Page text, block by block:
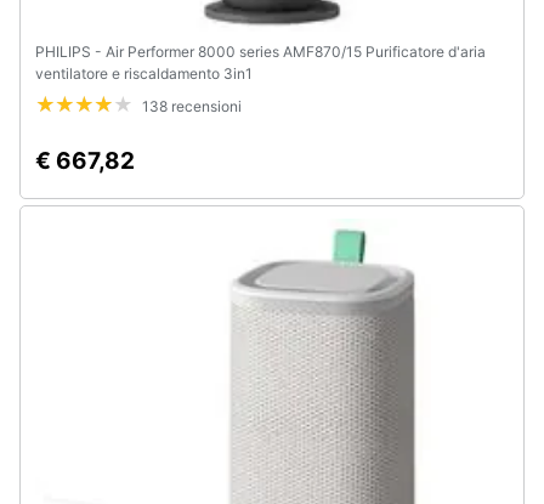
PHILIPS - Air Performer 8000 series AMF870/15 Purificatore d'aria
ventilatore e riscaldamento 3in1
138 recensioni
€ 667,82